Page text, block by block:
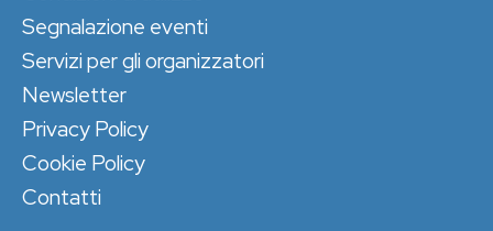
Segnalazione eventi
Servizi per gli organizzatori
Newsletter
Privacy Policy
Cookie Policy
Contatti